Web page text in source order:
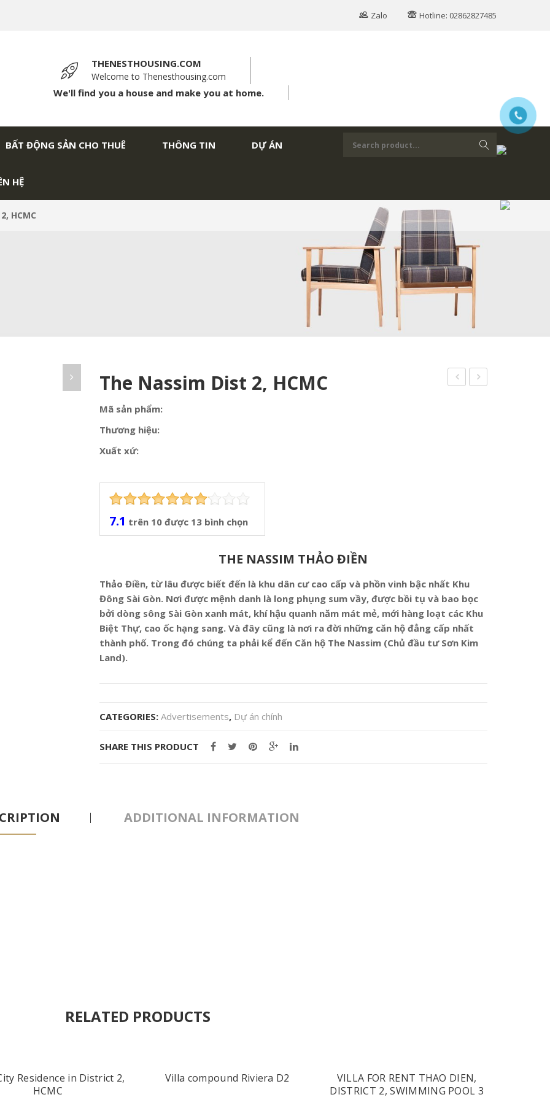
Zalo Hotline: 02862827485
THENESTHOUSING.COM
Welcome to Thenesthousing.com
We'll find you a house and make you at home.
BẤT ĐỘNG SẢN CHO THUÊ THÔNG TIN DỰ ÁN
HỆ
HCMC
The Nassim Dist 2, HCMC
Mã sản phẩm:
Thương hiệu:
Xuất xứ:
7.1 trên 10được 13bình chọn
THE NASSIM THẢO ĐIỀN
Thảo Điền, từ lâu được biết đến là khu dân cư cao cấp và phồn vinh bậc nhất Khu
Đông Sài Gòn. Nơi được mệnh danh là long phụng sum vầy, được bồi tụ và bao bọc
bởi dòng sông Sài Gòn xanh mát, khí hậu quanh năm mát mẻ, mới hàng loạt các Khu
Biệt Thự, cao ốc hạng sang. Và đây cũng là nơi ra đời những căn hộ đẳng cấp nhất
thành phố. Trong đó chúng ta phải kể đến Căn hộ The Nassim (Chủ đầu tư Sơn Kim
Land).
CATEGORIES: Advertisements, Dự án chính
SHARE THIS PRODUCT
ADDITIONAL INFORMATION
RELATED PRODUCTS
Residence in District 2,
HCMC
Villa compound Riviera D2
VILLA FOR RENT THAO DIEN,
DISTRICT 2, SWIMMING POOL 3